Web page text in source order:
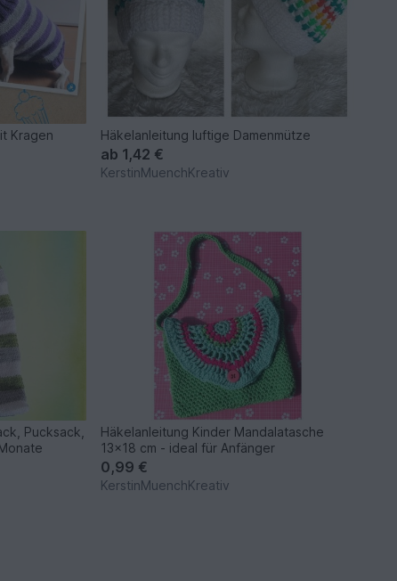
Kragen
Häkelanleitung luftige Damenmütze
ab 1,42 €
KerstinMuenchKreativ
Pucksack,
Häkelanleitung Kinder Mandalatasche
13x18 cm - ideal für Anfänger
0,99 €
KerstinMuenchKreativ